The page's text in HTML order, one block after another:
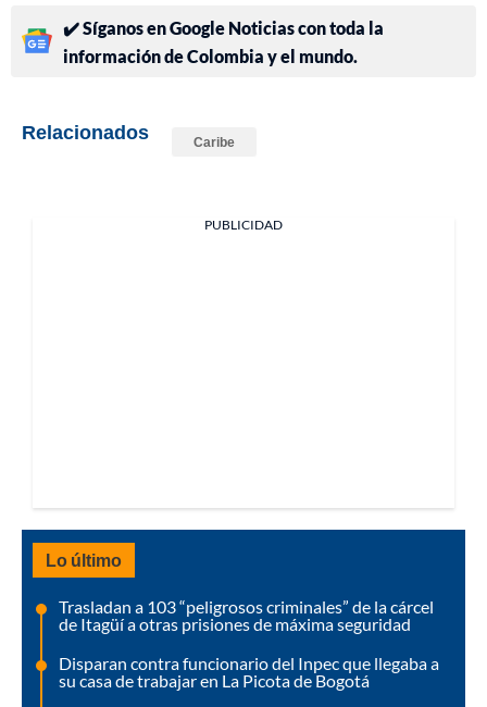
✔️ Síganos en Google Noticias con toda la
información de Colombia y el mundo.
Relacionados Caribe
PUBLICIDAD
Lo último
Trasladan a 103 “peligrosos criminales” de la cárcel
de Itagüí a otras prisiones de máxima seguridad
Disparan contra funcionario del Inpec que llegaba a
su casa de trabajar en La Picota de Bogotá